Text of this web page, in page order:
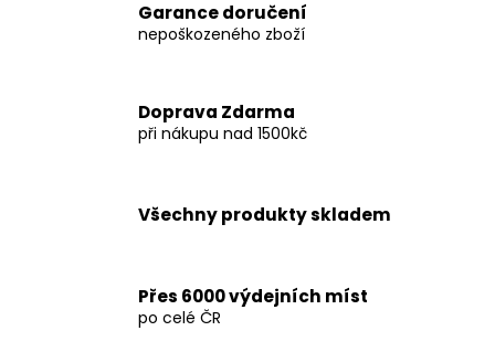
Garance doručení
nepoškozeného zboží
Doprava Zdarma
při nákupu nad 1500kč
Všechny produkty skladem
Přes 6000 výdejních míst
po celé ČR